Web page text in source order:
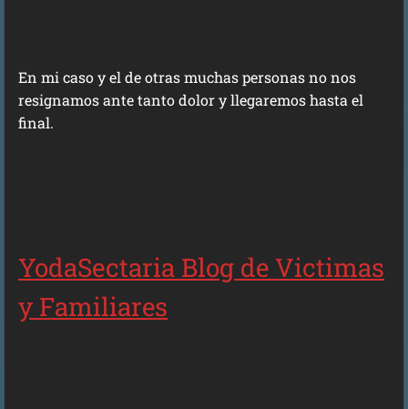
En mi caso y el de otras muchas personas no nos
resignamos ante tanto dolor y llegaremos hasta el
final.
YodaSectaria Blog de Victimas
y Familiares